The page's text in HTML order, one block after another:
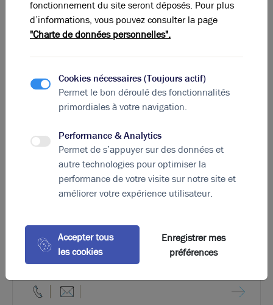
Photos (3)
A louer - Plusieurs cellules d'activités au sein d'un
De Mure
2 311 m²non divisibles
fonctionnement du site seront déposés. Pour plus
d’informations, vous pouvez consulter la page
"Charte de données personnelles".
Cookies nécessaires (Toujours actif)
Permet le bon déroulé des fonctionnalités
primordiales à votre navigation.
Performance & Analytics
Permet de s’appuyer sur des données et
autre technologies pour optimiser la
performance de votre visite sur notre site et
améliorer votre expérience utilisateur.
Accepter tous
les cookies
Enregistrer mes
préférences